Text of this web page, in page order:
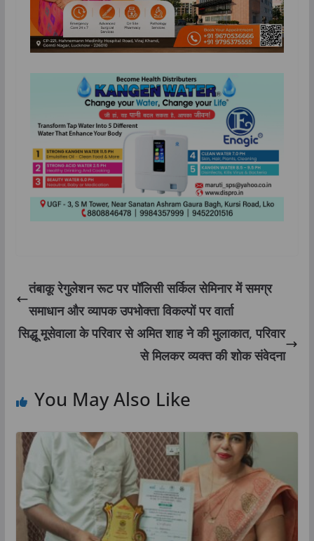
तंबाकू रेगुलेशन रूट पर पॉलिसी सर्किल सेमिनार में समग्र
समाधान और व्यापक उपभोक्ता विकल्पों पर वार्ता
सिद्धू मूसेवाला के परिवार से अमित शाह ने की मुलाकात, परिवार
से मिलकर व्यक्त की शोक संवेदना
You May Also Like